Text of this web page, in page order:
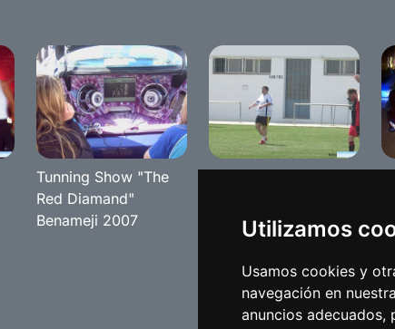
Utilizamos
Usamos cookies y
navegación en
anuncios adecuados,
Tunning Show "The
Red Diamand"
Benameji 2007